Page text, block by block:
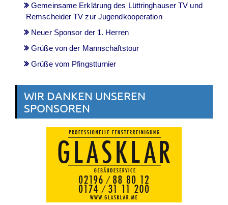
Gemeinsame Erklärung des Lüttringhauser TV und
Remscheider TV zur Jugendkooperation
Neuer Sponsor der 1. Herren
Grüße von der Mannschaftstour
Grüße vom Pfingstturnier
WIR DANKEN UNSEREN
SPONSOREN